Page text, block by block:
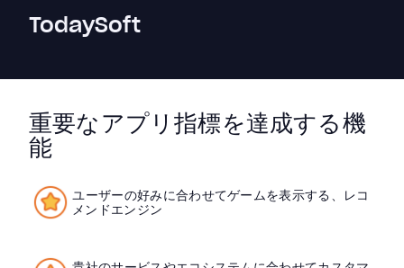
TodaySoft
重要なアプリ指標を達成する機
能
ユーザーの好みに合わせてゲームを表示する、レコ
メンドエンジン